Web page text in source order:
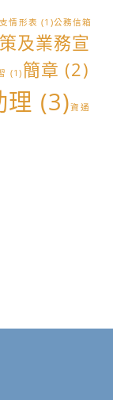
情形表 (1)公務信箱
及業務宣
(1) 簡章 (2)
理 (3)資通